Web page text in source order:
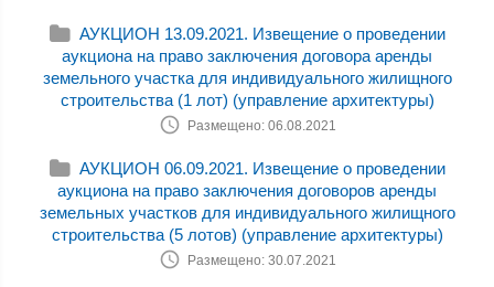
АУКЦИОН 13.09.2021. Извещение о проведении
аукциона на право заключения договора аренды
земельного участка для индивидуального жилищного
строительства (1 лот) (управление архитектуры)
Размещено: 06.08.2021
АУКЦИОН 06.09.2021. Извещение о проведении
аукциона на право заключения договоров аренды
земельных участков для индивидуального жилищного
строительства (5 лотов) (управление архитектуры)
Размещено: 30.07.2021